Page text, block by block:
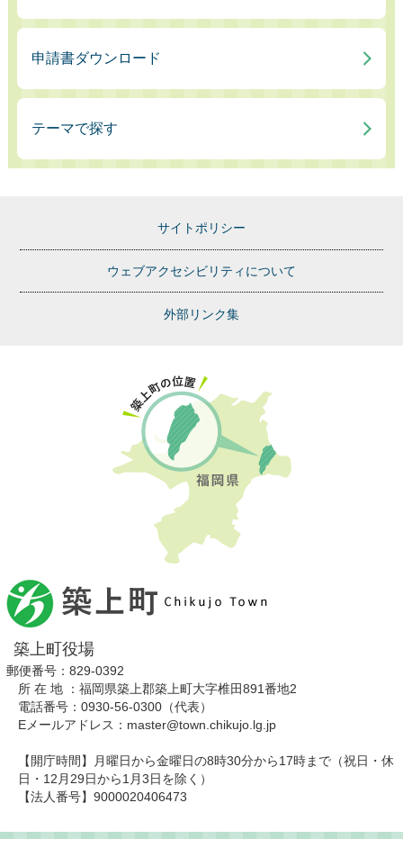
申請書ダウンロード
テーマで探す
サイトポリシー
ウェブアクセシビリティについて
外部リンク集
築上町役場
郵便番号：829-0392
所 在 地 ：福岡県築上郡築上町大字椎田891番地2
電話番号：0930-56-0300（代表）
Eメールアドレス：master@town.chikujo.lg.jp
【開庁時間】月曜日から金曜日の8時30分から17時まで（祝日・休
日・12月29日から1月3日を除く）
【法人番号】9000020406473